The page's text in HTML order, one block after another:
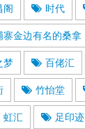
阁 时代
寨金边有名的桑拿
梦 百佬汇
竹怡堂
虹汇 足印迹